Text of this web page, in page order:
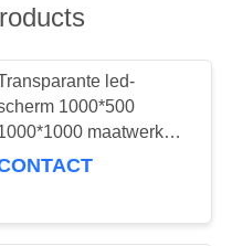
led-
1000*500
maatwerk
binnenshuis